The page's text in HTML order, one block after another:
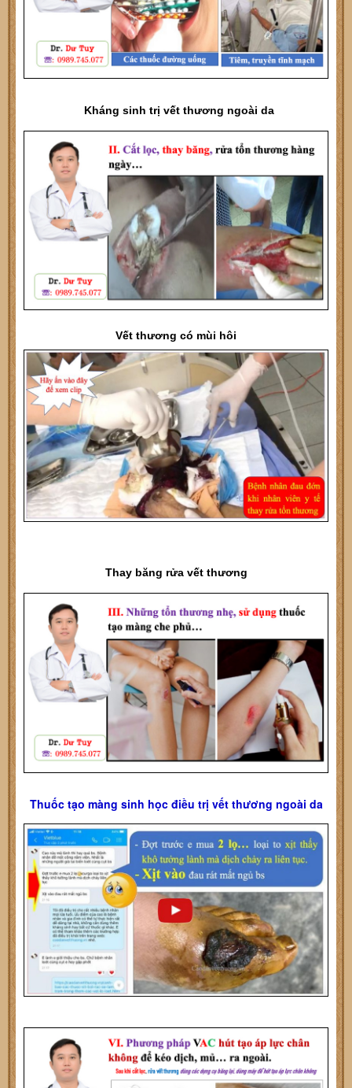
Kháng sinh trị vết thương ngoài da
Vết thương có mùi hôi
Thay băng rửa vết thương
Thuốc tạo màng sinh học điều trị vết thương ngoài da